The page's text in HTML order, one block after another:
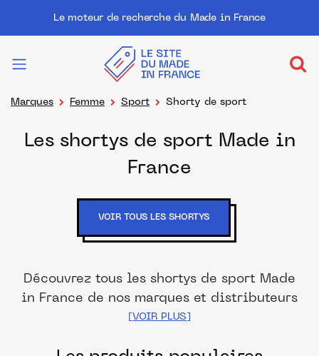
Le moteur de recherche du Made in France
Marques Femme Sport Shorty de sport
Les shortys de sport Made in
France
VOIR TOUS LES SHORTYS
Découvrez tous les shortys de sport Made
in France de nos marques et distributeurs
partenaires. Des produits fabriqués dans